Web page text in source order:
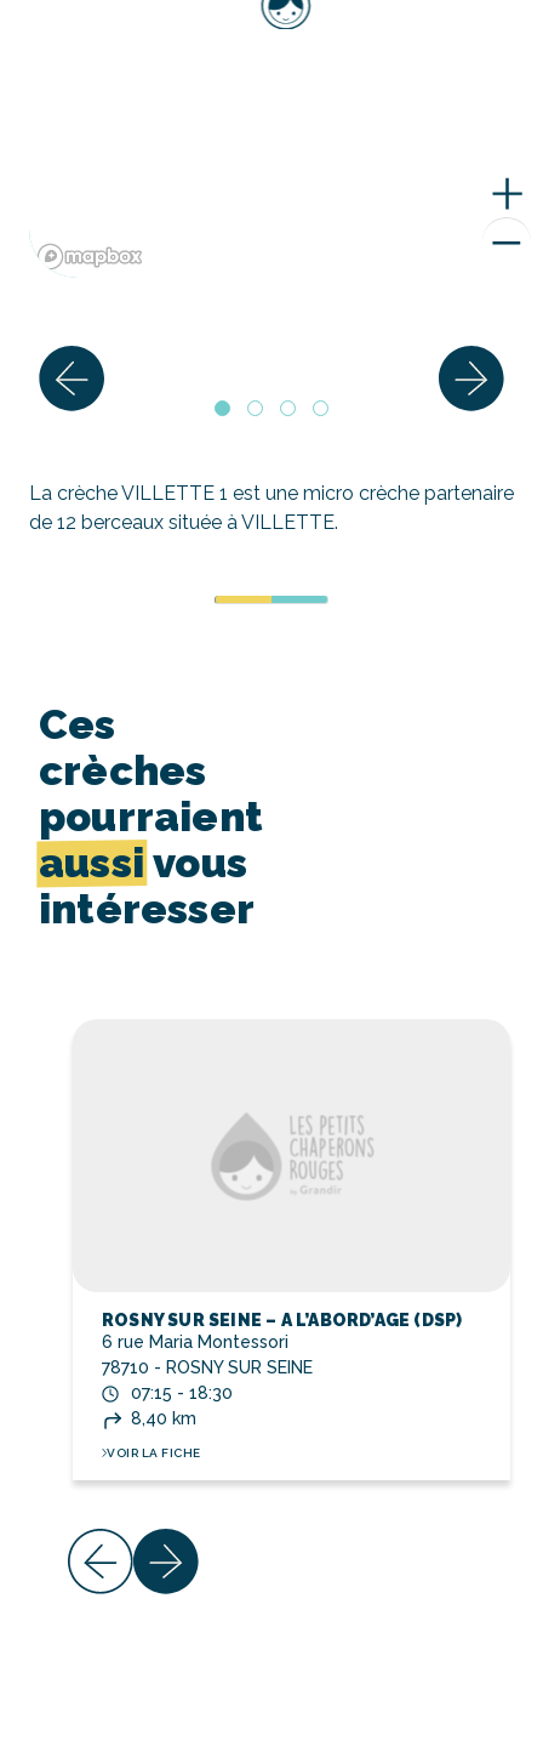
La crèche VILLETTE 1 est une micro crèche partenaire
de 12 berceaux située à VILLETTE.
Ces
crèches
pourraient
aussi vous
intéresser
ROSNY SUR SEINE – A L’ABORD’AGE (DSP)
6 rue Maria Montessori
78710 - ROSNY SUR SEINE
07:15 - 18:30
8,40 km
VOIR LA FICHE